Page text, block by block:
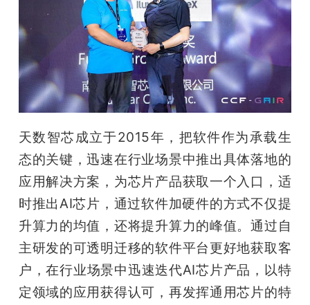
天数智芯成立于2015年，把软件作为承载生
态的关键，迅速在行业场景中推出具体落地的
应用解决方案，为芯片产品获取一个入口，适
时推出AI芯片，通过软件加硬件的方式不仅提
升算力的均值，还将提升算力的峰值。通过自
主研发的可透明迁移的软件平台更好地获取客
户，在行业场景中迅速迭代AI芯片产品，以特
定领域的应用获得认可，再发挥通用芯片的特